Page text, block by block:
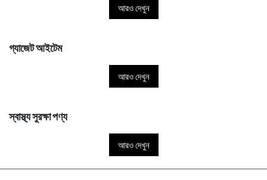
আরও দেখুন
গ্যাজেট আইটেম
আরও দেখুন
স্বাস্থ্য সুরক্ষা পণ্য
আরও দেখুন